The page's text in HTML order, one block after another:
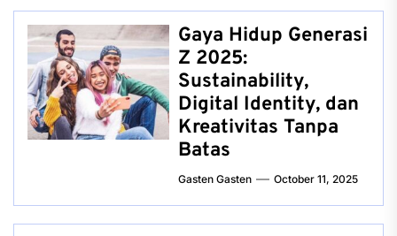
Gaya Hidup Generasi
Z 2025:
Sustainability,
Digital Identity, dan
Kreativitas Tanpa
Batas
Gasten Gasten October 11, 2025